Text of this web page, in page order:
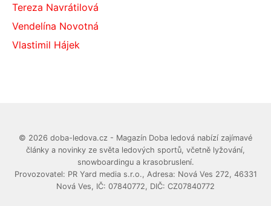
Tereza Navrátilová
Vendelína Novotná
Vlastimil Hájek
© 2026 doba-ledova.cz - Magazín Doba ledová nabízí zajímavé
články a novinky ze světa ledových sportů, včetně lyžování,
snowboardingu a krasobruslení.
Provozovatel: PR Yard media s.r.o., Adresa: Nová Ves 272, 46331
Nová Ves, IČ: 07840772, DIČ: CZ07840772